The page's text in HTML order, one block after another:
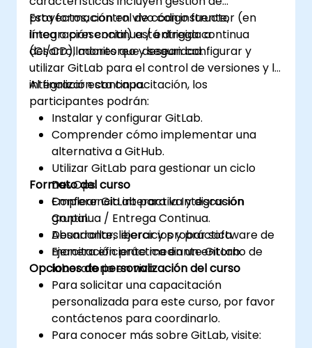
proyectos, control de código fuente,
integración continua / entrega continua
(CI/CD), monitoreo y seguridad.
Esta formación en vivo con instructor (en
línea o presencial) está dirigida a
desarrolladores que desean configurar y
utilizar GitLab para el control de versiones y la
integración continua.
Al finalizar esta capacitación, los
participantes podrán:
Instalar y configurar GitLab.
Comprender cómo implementar una
alternativa a GitHub.
Utilizar GitLab para gestionar un ciclo
DevOps.
Emplear GitLab para la Integración
Continua / Entrega Continua.
Desarrollar, liberar y probar software de
manera eficiente mediante GitLab.
Formato del curso
Conferencia interactiva y discusión
grupal.
Abundantes ejercicios y práctica.
Ejercitación práctica en un entorno de
laboratorio en vivo.
Opciones de personalización del curso
Para solicitar una capacitación
personalizada para este curso, por favor
contáctenos para coordinarlo.
Para conocer más sobre GitLab, visite: